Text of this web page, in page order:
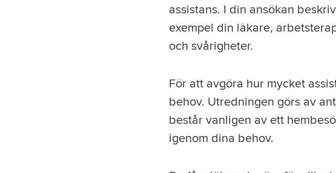
assistans. I din ansökan
exempel din läkare,
och svårigheter.
För att avgöra hur mycket
behov. Utredningen görs av
består vanligen av ett
igenom dina behov.